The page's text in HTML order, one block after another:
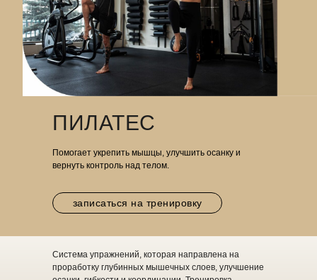
Помогает укрепить мышцы, улучшить осанку и
вернуть контроль над телом.
ПИЛАТЕС
записаться на тренировку
Система упражнений, которая направлена на
проработку глубинных мышечных слоев, улучшение